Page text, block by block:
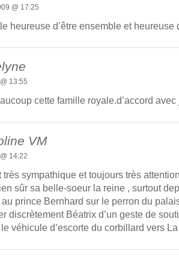
@ 17:25
heureuse d’être ensemble et
13:55
cette famille royale.d’accord
VM
14:22
très sympathique et toujours très
sûr sa belle-soeur la reine , surtout
au prince Bernhard sur le perron du
discrètement Béatrix d’un geste de
véhicule d’escorte du corbillard vers